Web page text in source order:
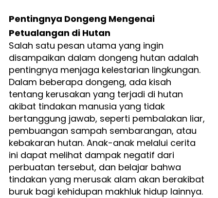
Pentingnya Dongeng Mengenai
Petualangan di Hutan
Salah satu pesan utama yang ingin
disampaikan dalam dongeng hutan adalah
pentingnya menjaga kelestarian lingkungan.
Dalam beberapa dongeng, ada kisah
tentang kerusakan yang terjadi di hutan
akibat tindakan manusia yang tidak
bertanggung jawab, seperti pembalakan liar,
pembuangan sampah sembarangan, atau
kebakaran hutan. Anak-anak melalui cerita
ini dapat melihat dampak negatif dari
perbuatan tersebut, dan belajar bahwa
tindakan yang merusak alam akan berakibat
buruk bagi kehidupan makhluk hidup lainnya.